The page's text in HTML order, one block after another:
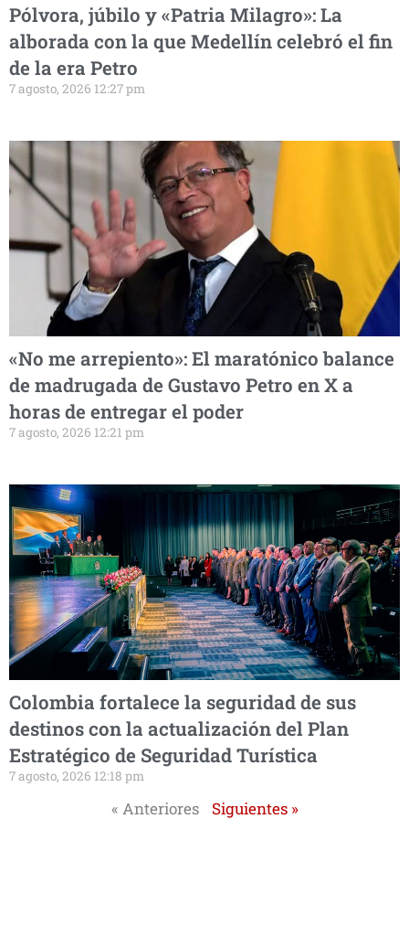
Pólvora, júbilo y «Patria Milagro»: La
alborada con la que Medellín celebró el fin
de la era Petro
7 agosto, 2026 12:27 pm
«No me arrepiento»: El maratónico balance
de madrugada de Gustavo Petro en X a
horas de entregar el poder
7 agosto, 2026 12:21 pm
Colombia fortalece la seguridad de sus
destinos con la actualización del Plan
Estratégico de Seguridad Turística
7 agosto, 2026 12:18 pm
« Anteriores Siguientes »